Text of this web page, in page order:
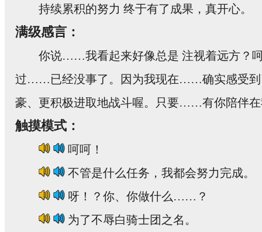
持续累积的努力 终于有了成果，真开心。
满级感言：
你说……我看起来好像总是 注视着远方？
过……已经没事了。因为我现在……确实感受到
豪、更积极进取地战斗喔。只要……有你陪伴
触摸模式：
呵呵！
不管是什么任务，我都会努力完成。
呀！？你、你做什么……？
为了不辱白骑士团之名。